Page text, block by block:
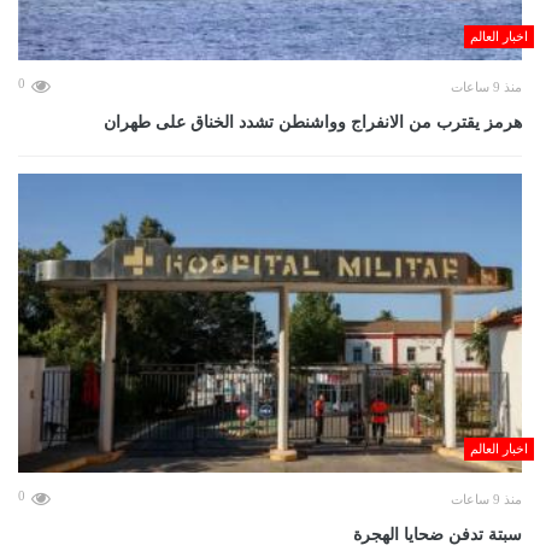
اخبار العالم
منذ 9 ساعات 0
هرمز يقترب من الانفراج وواشنطن تشدد الخناق على طهران
اخبار العالم
منذ 9 ساعات 0
سبتة تدفن ضحايا الهجرة